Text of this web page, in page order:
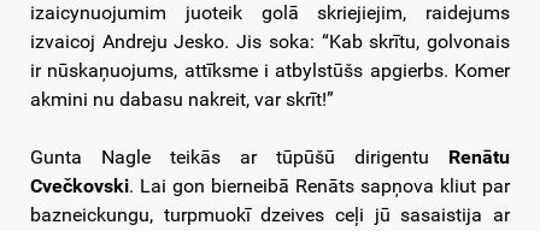
izaicynuojumim juoteik golā skriejiejim, raidejums
izvaicoj Andreju Jesko. Jis soka: “Kab skrītu, golvonais
ir nūskaņuojums, attīksme i atbylstūšs apgierbs. Komer
akmini nu dabasu nakreit, var skrīt!”
Gunta Nagle teikās ar tūpūšū dirigentu Renātu
Cvečkovski. Lai gon bierneibā Renāts sapņova kliut par
bazneickungu, turpmuokī dzeives ceļi jū sasaistija ar